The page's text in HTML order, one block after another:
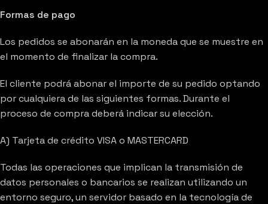
Formas de pago
Los pedidos se abonarán en la moneda que se muestre en
el momento de finalizar la compra.
El cliente podrá abonar el importe de su pedido optando
por cualquiera de las siguientes formas. Durante el
proceso de compra deberá indicar su elección.
A) Tarjeta de crédito VISA o MASTERCARD
Todas las operaciones que implican la transmisión de
datos personales o bancarios se realizan utilizando un
entorno seguro, un servidor basado en la tecnología de